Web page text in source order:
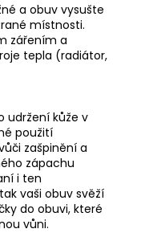
a obuv vysušte
místnosti.
zářením a
tepla (radiátor,
udržení kůže v
použití
zašpinění a
zápachu
i ten
vaši obuv svěží
do obuvi, které
vůni.